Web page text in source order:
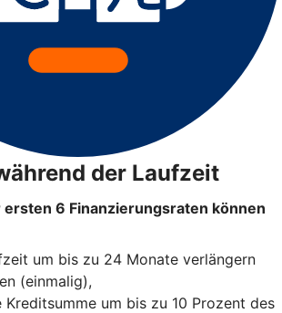
der Laufzeit
ersten 6 Finanzierungsraten können
um bis zu 24 Monate verlängern
(einmalig),
um bis zu 10 Prozent des